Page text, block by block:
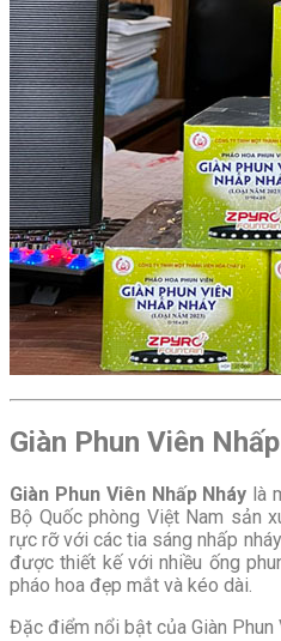
Giàn Phun Viên
Giàn Phun Viên Nhấp Nháy là
Bộ Quốc phòng Việt Nam sản
rực rỡ với các tia sáng nhấp
được thiết kế với nhiều ống
pháo hoa đẹp mắt và kéo dài.
Đặc điểm nổi bật của Giàn Phun